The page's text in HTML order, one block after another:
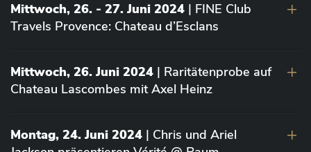
Mittwoch, 26. - 27. Juni 2024 | FINE Club
Travels Provence: Chateau d’Esclans
Mittwoch, 26. Juni 2024 | Raritätenprobe auf
Chateau Lascombes mit Axel Heinz
Montag, 24. Juni 2024 | Chris und Ariel